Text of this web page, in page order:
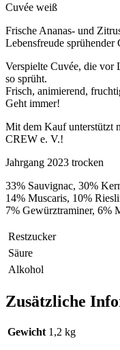
Cuvée weiß
Frische Ananas- und
Lebensfreude sprühender
Verspielte Cuvée, die vor
so sprüht.
Frisch, animierend,
Geht immer!
Mit dem Kauf unterstützt
CREW e. V.!
Jahrgang 2023 trocken
33% Sauvignac, 30%
14% Muscaris, 10%
7% Gewürztraminer, 6%
Restzucker
Säure
Alkohol
Zusätzliche
Gewicht 1,2 kg